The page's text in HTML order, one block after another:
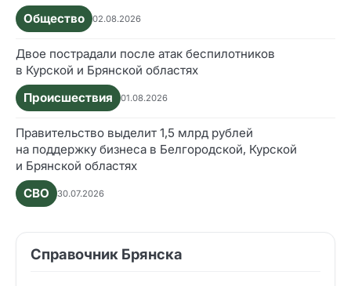
Общество
02.08.2026
Двое пострадали после атак беспилотников
в Курской и Брянской областях
Происшествия
01.08.2026
Правительство выделит 1,5 млрд рублей
на поддержку бизнеса в Белгородской, Курской
и Брянской областях
СВО
30.07.2026
Справочник Брянска